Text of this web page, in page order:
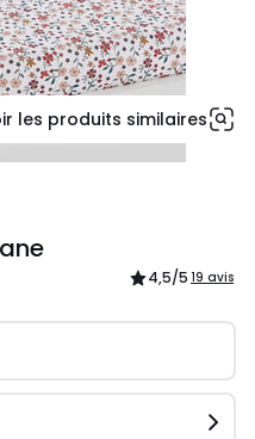
les produits similaires
4,5/5 19 avis